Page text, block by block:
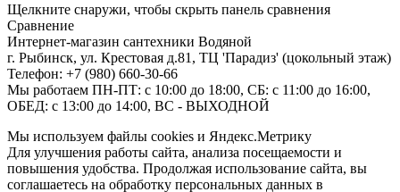
Щелкните снаружи, чтобы скрыть панель сравнения
Сравнение
Интернет-магазин сантехники Водяной
г. Рыбинск, ул. Крестовая д.81, ТЦ 'Парадиз' (цокольный этаж)
Телефон: +7 (980) 660-30-66
Мы работаем ПН-ПТ: с 10:00 до 18:00, СБ: с 11:00 до 16:00,
ОБЕД: с 13:00 до 14:00, ВС - ВЫХОДНОЙ
Мы используем файлы cookies и Яндекс.Метрику
Для улучшения работы сайта, анализа посещаемости и
повышения удобства. Продолжая использование сайта, вы
соглашаетесь на обработку персональных данных в